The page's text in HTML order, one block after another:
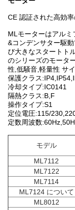
CE 認証された高効
MLモーターはアルミ
&コンデンサター駆
び大きなスタートト
のシリーズのモータ
性,低騒音,軽量性 サ
保護クラス
冷却タイプ:IC0141
隔熱クラス:B,F
操作タイプ:S1
定位電圧:115/
定数周波数
モデル
ML7112
ML7122
ML7114
ML7124 について
ML8012